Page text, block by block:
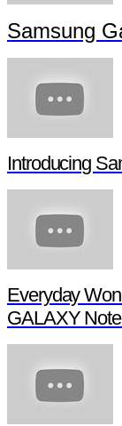
Samsung
Introducing
Everyday
GALAXY